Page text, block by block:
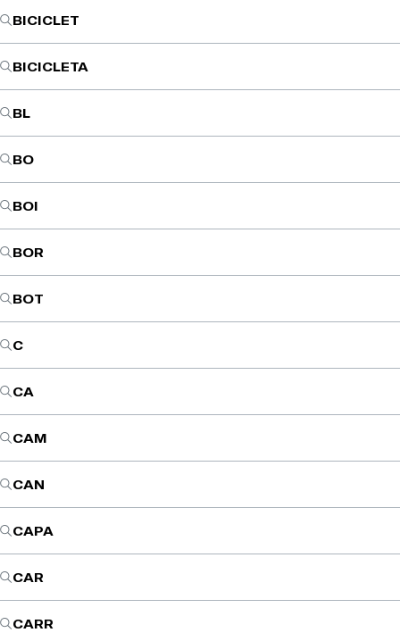
BICICLET
BICICLETA
BL
BO
BOI
BOR
BOT
C
CA
CAM
CAN
CAPA
CAR
CARR